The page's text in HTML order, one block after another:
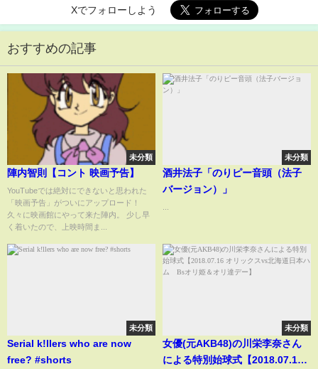
Xでフォローしよう
おすすめの記事
未分類
陣内智則【コント 映画予告】
YouTubeでは絶対にできないと思われた
「映画予告」がついにアップロード！
久々に映画館にやって来た陣内。 少し早
く着いたので、上映時間ま...
未分類
酒井法子「のりピー音頭（法子
バージョン）」
未分類
Serial k!llers who are now
free? #shorts
未分類
女優(元AKB48)の川栄李奈さん
による特別始球式【2018.07.16